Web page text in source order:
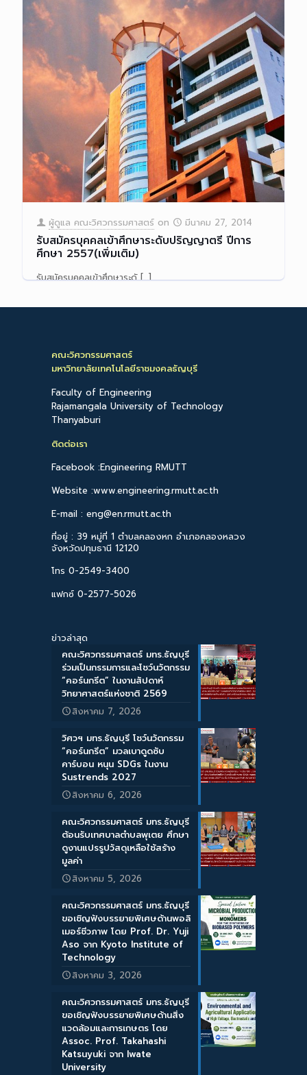
ผู้ดูแล คณะวิศวกรรมศาสตร์ on มีนาคม 27, 2014
รับสมัครบุคคลเข้าศึกษาระดับปริญญาตรี ปีการ
ศึกษา 2557(เพิ่มเติม)
รับสมัครบุคคลเข้าศึกษาระดั[…]
คณะวิศวกรรมศาสตร์
มหาวิทยาลัยเทคโนโลยีราชมงคลธัญบุรี
Faculty of Engineering
Rajamangala University of Technology
Thanyaburi
ติดต่อเรา
Facebook :Engineering RMUTT
Website :www.engineering.rmutt.ac.th
E-mail : eng@en.rmutt.ac.th
ที่อยู่ : 39 หมู่ที่ 1 ตำบลคลองหก อำเภอคลองหลวง
จังหวัดปทุมธานี 12120
โทร 0-2549-3400
แฟกซ์ 0-2577-5026
ข่าวล่าสุด
คณะวิศวกรรมศาสตร์ มทร.ธัญบุรี
ร่วมเป็นกรรมการและโชว์นวัตกรรม
“คอร์นกรีต” ในงานสัปดาห์
วิทยาศาสตร์แห่งชาติ 2569
สิงหาคม 7, 2026
วิศวฯ มทร.ธัญบุรี โชว์นวัตกรรม
“คอร์นกรีต” มวลเบาดูดซับ
คาร์บอน หนุน SDGs ในงาน
Sustrends 2027
สิงหาคม 6, 2026
คณะวิศวกรรมศาสตร์ มทร.ธัญบุรี
ต้อนรับเทศบาลตำบลพุเตย ศึกษา
ดูงานแปรรูปวัสดุเหลือใช้สร้าง
มูลค่า
สิงหาคม 5, 2026
คณะวิศวกรรมศาสตร์ มทร.ธัญบุรี
ขอเชิญฟังบรรยายพิเศษด้านพอลิ
เมอร์ชีวภาพ โดย Prof. Dr. Yuji
Aso จาก Kyoto Institute of
Technology
สิงหาคม 3, 2026
คณะวิศวกรรมศาสตร์ มทร.ธัญบุรี
ขอเชิญฟังบรรยายพิเศษด้านสิ่ง
แวดล้อมและการเกษตร โดย
Assoc. Prof. Takahashi
Katsuyuki จาก Iwate
University